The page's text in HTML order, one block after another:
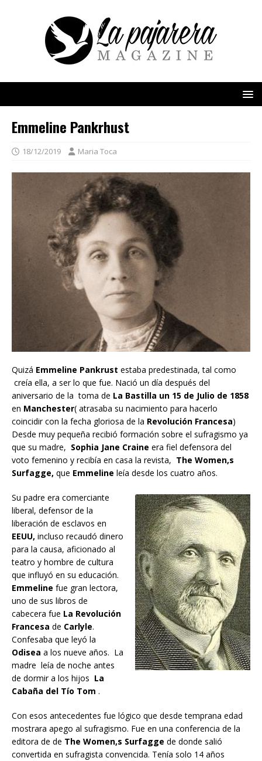
Emmeline Pankrhust
18/12/2019 Maria Toca
Quizá Emmeline Pankrust estaba predestinada, tal como
creía ella, a ser lo que fue. Nació un día después del
aniversario de la toma de La Bastilla un 15 de Julio de 1858
en Manchester( atrasaba su nacimiento para hacerlo
coincidir con la fecha gloriosa de la Revolución Francesa)
Desde muy pequeña recibió formación sobre el sufragismo ya
que su madre, Sophia Jane Craine era fiel defensora del
voto femenino y recibía en casa la revista, The Women,s
Surfagge, que Emmeline leía desde los cuatro años.
Su padre era comerciante
liberal, defensor de la
liberación de esclavos en
EEUU, incluso recaudó dinero
para la causa, aficionado al
teatro y hombre de cultura
que influyó en su educación.
Emmeline fue gran lectora,
uno de sus libros de
cabecera fue La Revolución
Francesa de Carlyle.
Confesaba que leyó la
Odisea a los nueve años. La
madre leía de noche antes
de dormir a los hijos La
Cabaña del Tío Tom .
Con esos antecedentes fue lógico que desde temprana edad
mostrara apego al sufragismo. Fue en una conferencia de la
editora de de The Women,s Surfagge de donde salió
convertida en sufragista convencida. Tenía solo 14 años